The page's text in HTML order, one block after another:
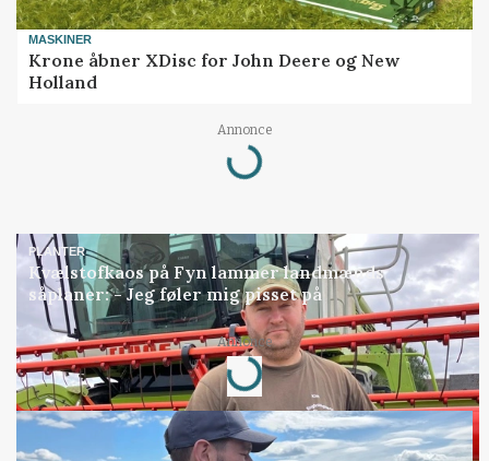
MASKINER
Krone åbner XDisc for John Deere og New
Holland
Annonce
Loading...
PLANTER
Kvælstofkaos på Fyn lammer landmænds
såplaner: - Jeg føler mig pisset på
Annonce
Loading...